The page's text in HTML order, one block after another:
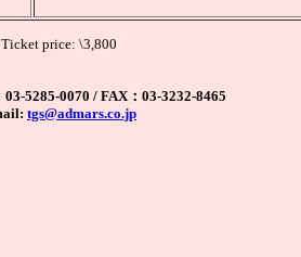
Ticket price: \3,800
5285-0070 / FAX：03-3232-8465
tgs@admars.co.jp